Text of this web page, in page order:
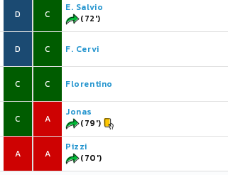
D
D
C
C
A
C
E. Salvio
(72')
C F. Cervi
C Florentino
A
Jonas
(79')
A
Pizzi
(70')